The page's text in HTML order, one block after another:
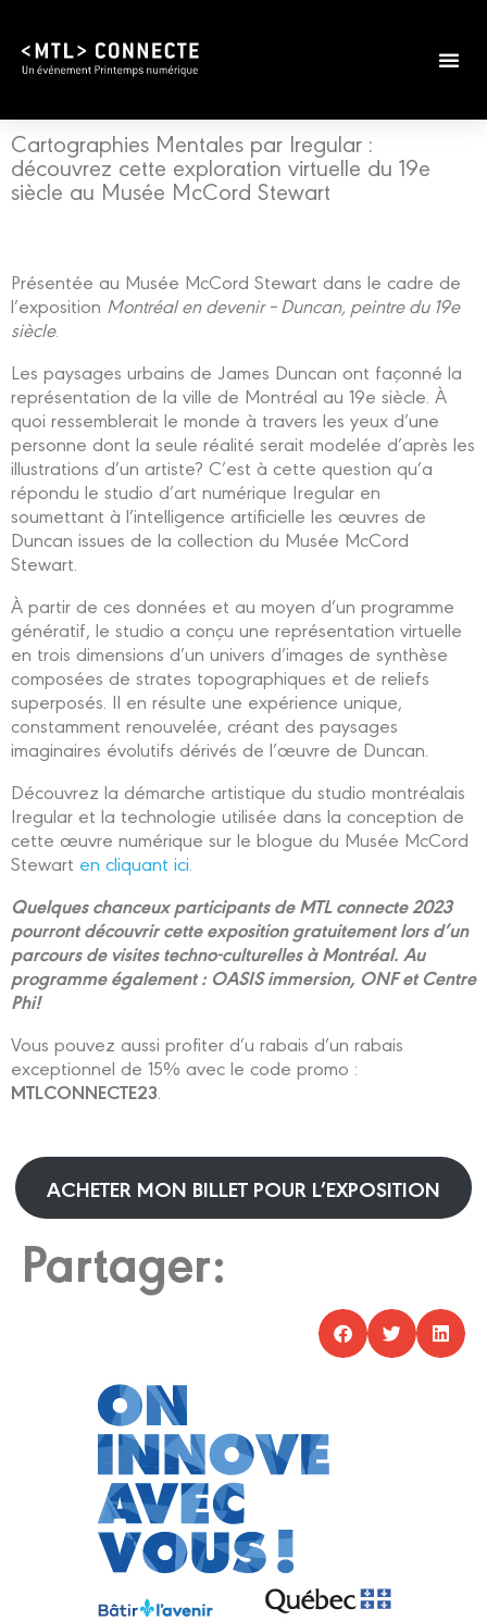
Cartographies Mentales par Iregular :
découvrez cette exploration virtuelle du 19e
siècle au Musée McCord Stewart
Présentée au Musée McCord Stewart dans le cadre de
l’exposition Montréal en devenir – Duncan, peintre du 19e
siècle.
Les paysages urbains de James Duncan ont façonné la
représentation de la ville de Montréal au 19e siècle. À
quoi ressemblerait le monde à travers les yeux d’une
personne dont la seule réalité serait modelée d’après les
illustrations d’un artiste? C’est à cette question qu’a
répondu le studio d’art numérique Iregular en
soumettant à l’intelligence artificielle les œuvres de
Duncan issues de la collection du Musée McCord
Stewart.
À partir de ces données et au moyen d’un programme
génératif, le studio a conçu une représentation virtuelle
en trois dimensions d’un univers d’images de synthèse
composées de strates topographiques et de reliefs
superposés. Il en résulte une expérience unique,
constamment renouvelée, créant des paysages
imaginaires évolutifs dérivés de l’œuvre de Duncan.
Découvrez la démarche artistique du studio montréalais
Iregular et la technologie utilisée dans la conception de
cette œuvre numérique sur le blogue du Musée McCord
Stewart en cliquant ici.
Quelques chanceux participants de MTL connecte 2023
pourront découvrir cette exposition gratuitement lors d’un
parcours de visites techno-culturelles à Montréal. Au
programme également : OASIS immersion, ONF et Centre
Phi!
Vous pouvez aussi profiter d’u rabais d’un rabais
exceptionnel de 15% avec le code promo :
MTLCONNECTE23
ACHETER MON BILLET POUR L’EXPOSITION
Partager: